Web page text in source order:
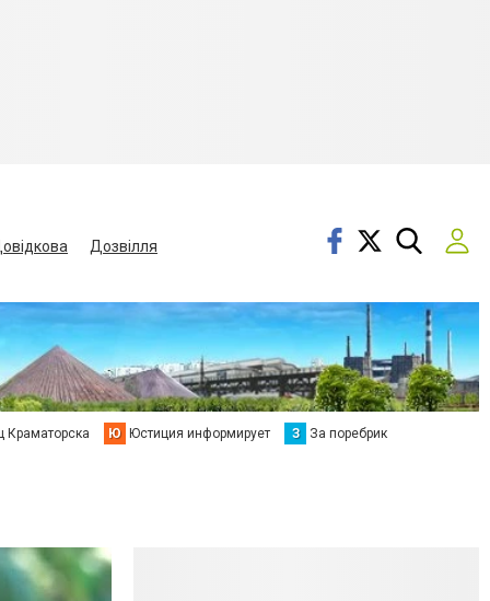
Дозвілля
Краматорска Ю Юстиция информирует З За поребрик